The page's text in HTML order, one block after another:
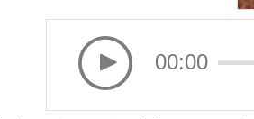
00:00